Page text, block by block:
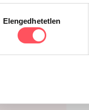
Elengedhetetlen
fehérje 32 %, zsír
6 zsírsavak 2,1 %